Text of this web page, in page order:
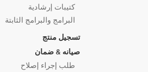
كتيبات إرشادية
البرامج والبرامج الثابتة
تسجيل منتج
صيانه & ضمان
طلب إجراء إصلاح